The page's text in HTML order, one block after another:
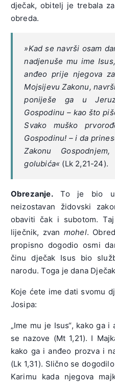
dječak, obitelj je trebala
obreda.
»Kad se navrši osam
nadjenuše mu ime
anđeo prije njegova
Mojsijevu Zakonu,
poniješe ga u
Gospodinu – kao što
Svako muško
Gospodinu! – i da
Zakonu
golubića« (Lk 2,21-24).
Obrezanje.To je bio
neizostavan židovski
obaviti čak i subotom.
liječnik, zvan mohel.
propisno dogodio osmi
činu dječak Isus bio
narodu. Toga je dana
Koje ćete ime dati svomu
Josipa:
„Ime mu je Isus“, kako ga
se nazove (Mt 1,21). I
kako ga i anđeo prozva i
(Lk 1,31). Slično se
Karimu kada njegova